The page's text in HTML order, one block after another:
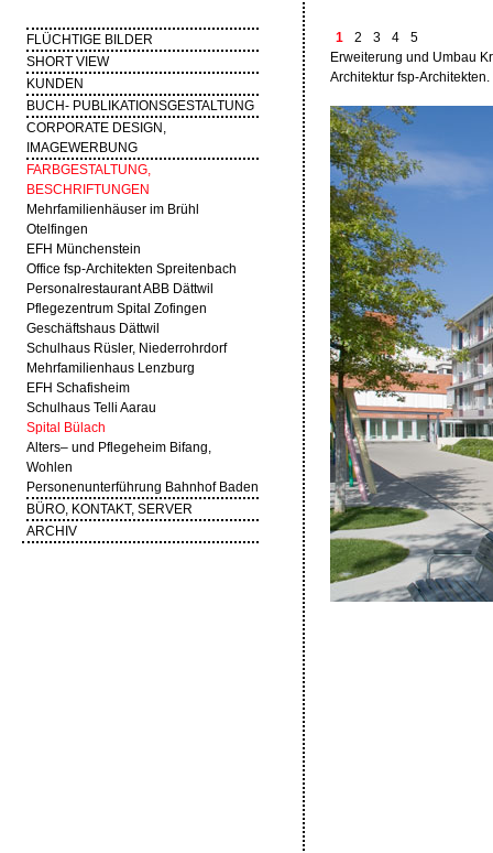
FLÜCHTIGE BILDER
SHORT VIEW
KUNDEN
BUCH- PUBLIKATIONSGESTALTUNG
CORPORATE DESIGN,
IMAGEWERBUNG
FARBGESTALTUNG,
BESCHRIFTUNGEN
Mehrfamilienhäuser im Brühl
Otelfingen
EFH Münchenstein
Office fsp-Architekten Spreitenbach
Personalrestaurant ABB Dättwil
Pflegezentrum Spital Zofingen
Geschäftshaus Dättwil
Schulhaus Rüsler, Niederrohrdorf
Mehrfamilienhaus Lenzburg
EFH Schafisheim
Schulhaus Telli Aarau
Spital Bülach
Alters– und Pflegeheim Bifang,
Wohlen
Personenunterführung Bahnhof Baden
BÜRO, KONTAKT, SERVER
ARCHIV
1 2 3 4
5
Erweiterung und Umbau
Architektur fsp-